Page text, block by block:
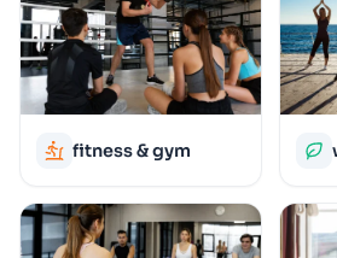
fitness & gym